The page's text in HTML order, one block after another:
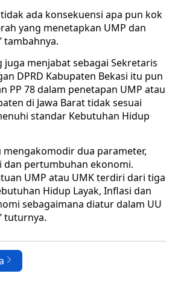
ada konsekuensi apa pun kok
yang menetapkan UMP dan
tambahnya.
juga menjabat sebagai Sekretaris
DPRD Kabupaten Bekasi itu pun
PP 78 dalam penetapan UMP atau
di Jawa Barat tidak sesuai
standar Kebutuhan Hidup
mengakomodir dua parameter,
dan pertumbuhan ekonomi.
UMP atau UMK terdiri dari tiga
Hidup Layak, Inflasi dan
sebagaimana diatur dalam UU
tuturnya.